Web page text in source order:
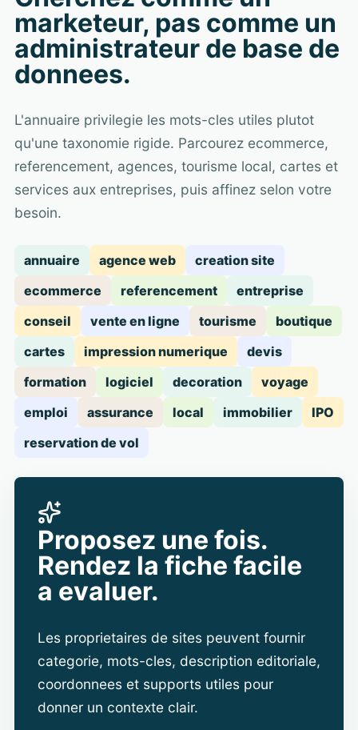
marketeur, pas comme un
administrateur de base de
donnees.
L'annuaire privilegie les mots-cles utiles plutot
qu'une taxonomie rigide. Parcourez ecommerce,
referencement, agences, tourisme local, cartes et
services aux entreprises, puis affinez selon votre
besoin.
annuaire agence web
creation site
ecommerce
referencement
entreprise
conseil
vente en ligne tourisme
boutique
cartes
impression numerique
devis
formation
logiciel decoration
voyage
emploi
assurance local immobilier
IPO
reservation de vol
Proposez une fois.
Rendez la fiche facile
a evaluer.
Les proprietaires de sites peuvent fournir
categorie, mots-cles, description editoriale,
coordonnees et supports utiles pour
donner un contexte clair.